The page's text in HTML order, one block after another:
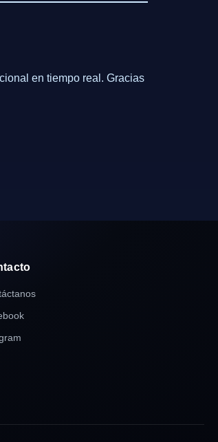
en tiempo real. Gracias